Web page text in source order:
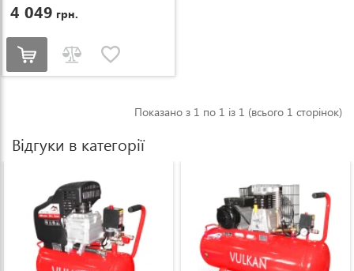
4 049 грн.
Показано з 1 по 1 із 1 (всього 1 сторінок)
Відгуки в категорії